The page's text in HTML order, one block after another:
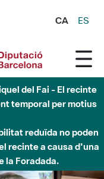
CA ES
Fluvial Besòs -
del Besòs degut a
sobre el riu
Parcs